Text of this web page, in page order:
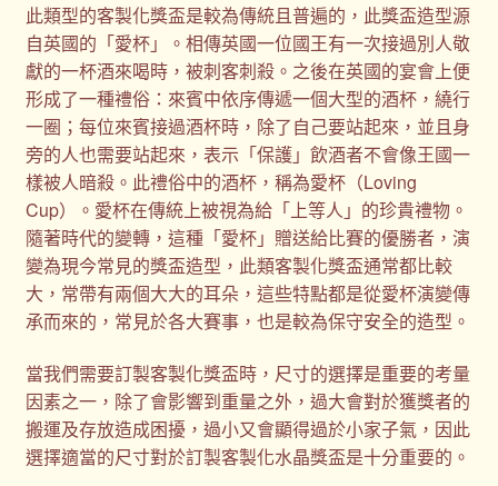
此類型的客製化獎盃是較為傳統且普遍的，此獎盃造型源
自英國的「愛杯」。相傳英國一位國王有一次接過別人敬
獻的一杯酒來喝時，被刺客刺殺。之後在英國的宴會上便
形成了一種禮俗：來賓中依序傳遞一個大型的酒杯，繞行
一圈；每位來賓接過酒杯時，除了自己要站起來，並且身
旁的人也需要站起來，表示「保護」飲酒者不會像王國一
樣被人暗殺。此禮俗中的酒杯，稱為愛杯（Loving
Cup）。愛杯在傳統上被視為給「上等人」的珍貴禮物。
隨著時代的變轉，這種「愛杯」贈送給比賽的優勝者，演
變為現今常見的獎盃造型，此類客製化獎盃通常都比較
大，常帶有兩個大大的耳朵，這些特點都是從愛杯演變傳
承而來的，常見於各大賽事，也是較為保守安全的造型。
當我們需要訂製客製化獎盃時，尺寸的選擇是重要的考量
因素之一，除了會影響到重量之外，過大會對於獲獎者的
搬運及存放造成困擾，過小又會顯得過於小家子氣，因此
選擇適當的尺寸對於訂製客製化水晶獎盃是十分重要的。